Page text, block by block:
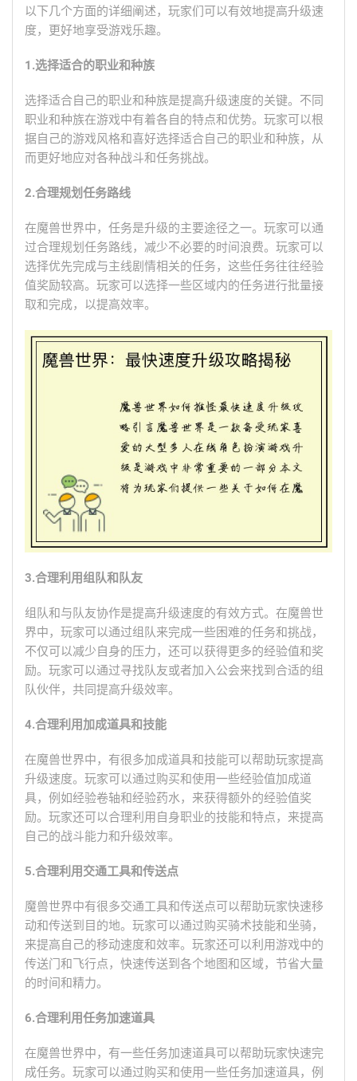
以下几个方面的详细阐述，玩家们可以有效地提高升级速
度，更好地享受游戏乐趣。
1.选择适合的职业和种族
选择适合自己的职业和种族是提高升级速度的关键。不同
职业和种族在游戏中有着各自的特点和优势。玩家可以根
据自己的游戏风格和喜好选择适合自己的职业和种族，从
而更好地应对各种战斗和任务挑战。
2.合理规划任务路线
在魔兽世界中，任务是升级的主要途径之一。玩家可以通
过合理规划任务路线，减少不必要的时间浪费。玩家可以
选择优先完成与主线剧情相关的任务，这些任务往往经验
值奖励较高。玩家可以选择一些区域内的任务进行批量接
取和完成，以提高效率。
3.合理利用组队和队友
组队和与队友协作是提高升级速度的有效方式。在魔兽世
界中，玩家可以通过组队来完成一些困难的任务和挑战，
不仅可以减少自身的压力，还可以获得更多的经验值和奖
励。玩家可以通过寻找队友或者加入公会来找到合适的组
队伙伴，共同提高升级效率。
4.合理利用加成道具和技能
在魔兽世界中，有很多加成道具和技能可以帮助玩家提高
升级速度。玩家可以通过购买和使用一些经验值加成道
具，例如经验卷轴和经验药水，来获得额外的经验值奖
励。玩家还可以合理利用自身职业的技能和特点，来提高
自己的战斗能力和升级效率。
5.合理利用交通工具和传送点
魔兽世界中有很多交通工具和传送点可以帮助玩家快速移
动和传送到目的地。玩家可以通过购买骑术技能和坐骑，
来提高自己的移动速度和效率。玩家还可以利用游戏中的
传送门和飞行点，快速传送到各个地图和区域，节省大量
的时间和精力。
6.合理利用任务加速道具
在魔兽世界中，有一些任务加速道具可以帮助玩家快速完
成任务。玩家可以通过购买和使用一些任务加速道具，例